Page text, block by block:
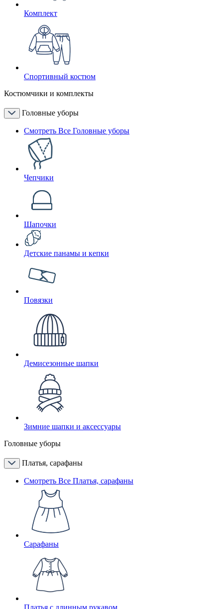
Комплект
Спортивный костюм
Костюмчики и комплекты
Головные уборы
Смотреть Все Головные уборы
Чепчики
Шапочки
Детские панамы и кепки
Повязки
Демисезонные шапки
Зимние шапки и аксессуары
Головные уборы
Платья, сарафаны
Смотреть Все Платья, сарафаны
Сарафаны
Платья с длинным рукавом